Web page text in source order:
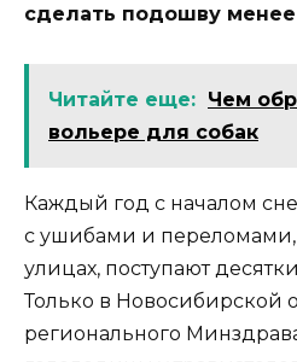
сделать подошву менее
Читайте еще: Чем
вольере для собак
Каждый год с началом
с ушибами и
улицах, поступают
Только в Новосибирской
регионального